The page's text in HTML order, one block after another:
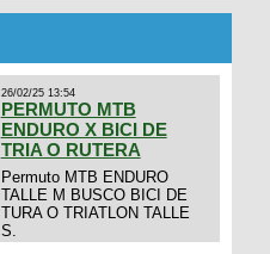
26/02/25 13:54
PERMUTO MTB
ENDURO X BICI DE
TRIA O RUTERA
Permuto MTB ENDURO
TALLE M BUSCO BICI DE
TURA O TRIATLON TALLE
S.